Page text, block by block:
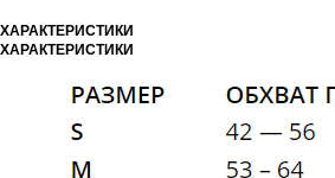
ХАРАКТЕРИСТИКИ
ХАРАКТЕРИСТИКИ